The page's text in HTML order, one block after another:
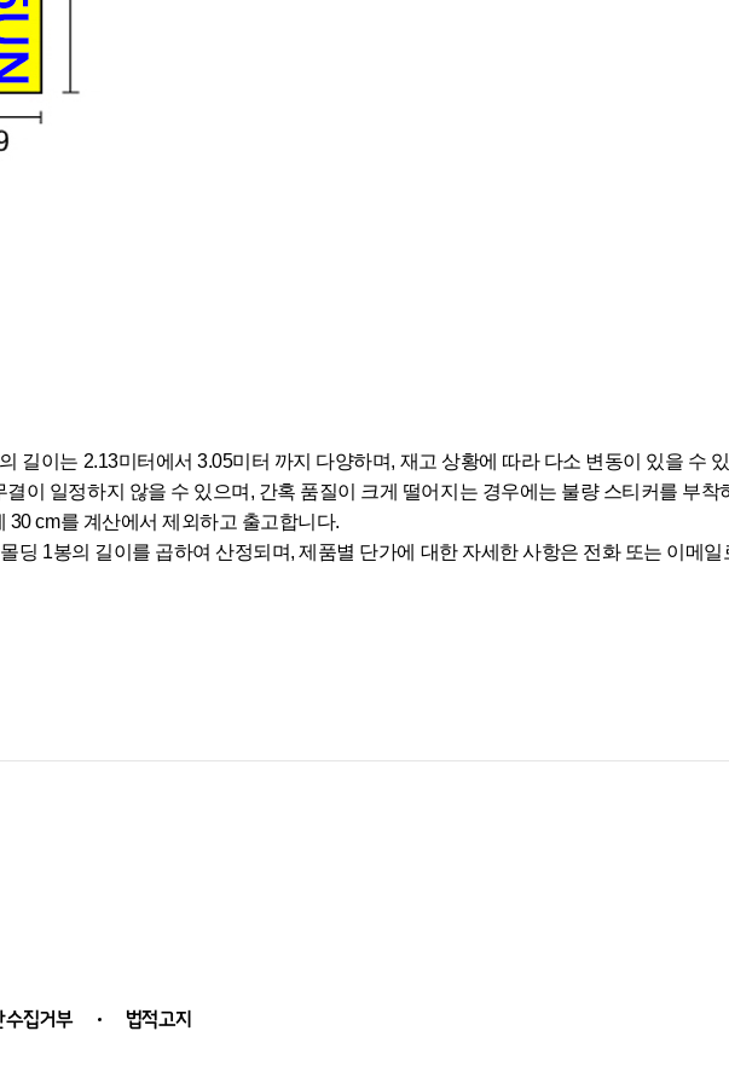
길이는 2.13미터에서 3.05미터 까지 다양하며, 재고 상황에 따라 다소 변동이 있을 수
이 일정하지 않을 수 있으며, 간혹 품질이 크게 떨어지는 경우에는 불량 스티커를 부착
cm를 계산에서 제외하고 출고합니다.
딩 1봉의 길이를 곱하여 산정되며, 제품별 단가에 대한 자세한 사항은 전화 또는 이메
수집거부 법적고지